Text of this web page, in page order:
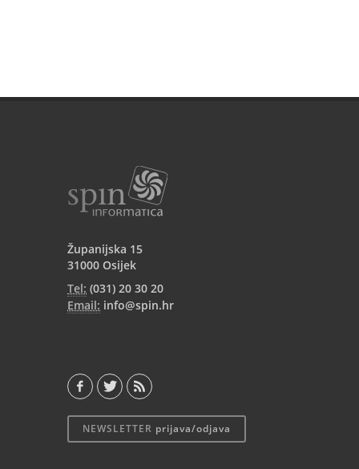
smo danas – tvrtka koja s ponosom
na nove izazove i uspjehe!
Županijska 15
31000 Osijek
Tel: (031) 20 30 20
Email: info@spin.hr
NEWSLETTER prijava/odjava